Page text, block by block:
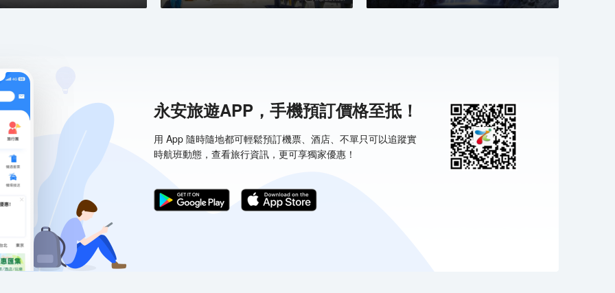
永安旅遊APP，手機預訂價格至抵！
用 App 隨時隨地都可輕鬆預訂機票、酒店、不單只可以追蹤實
時航班動態，查看旅行資訊，更可享獨家優惠！